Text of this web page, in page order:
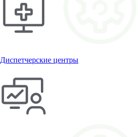
Диспетчерские центры